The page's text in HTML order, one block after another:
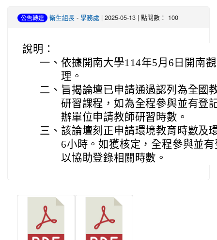
公告轉達 衛生組長 - 學務處 | 2025-05-13 | 點閱數： 100
說明：
一、 依據開南大學114年5月6日開南
理。
二、 旨揭論壇已申請通過認列為全國
研習課程，如為全程參與並有登
辦單位申請教師研習時數。
三、 該論壇刻正申請環境教育時數及
6小時。如獲核定，全程參與並
以協助登錄相關時數。